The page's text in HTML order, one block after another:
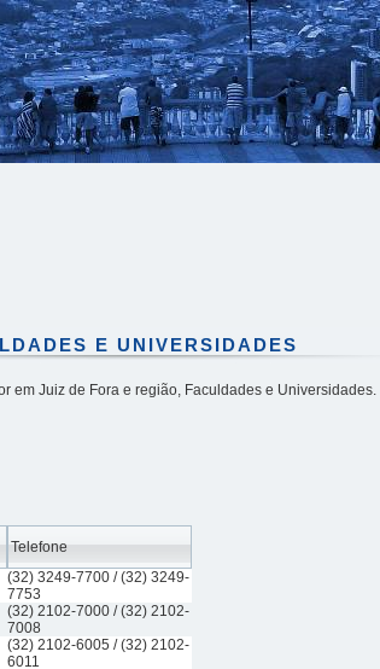
E UNIVERSIDADES
em Juiz de Fora e região, Faculdades e Universidades.
Telefone
(32) 3249-7700 / (32) 3249-
7753
(32) 2102-7000 / (32) 2102-
7008
(32) 2102-6005 / (32) 2102-
6011